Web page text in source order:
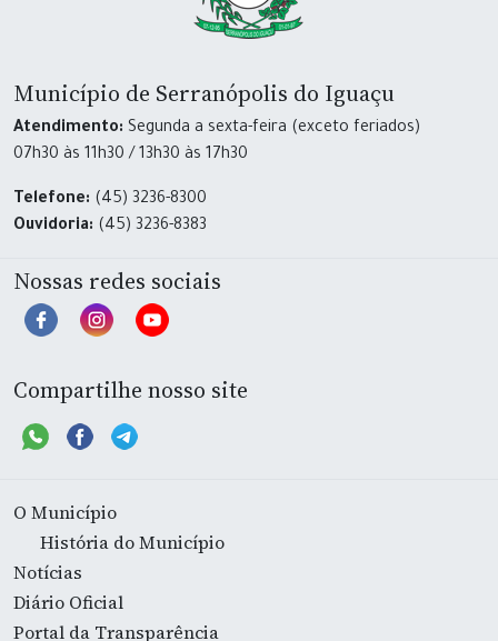
Município de Serranópolis do Iguaçu
Atendimento: Segunda a sexta-feira (exceto feriados)
07h30 às 11h30 / 13h30 às 17h30
Telefone: (45) 3236-8300
Ouvidoria: (45) 3236-8383
Nossas redes sociais
Compartilhe nosso site
O Município
História do Município
Notícias
Diário Oficial
Portal da Transparência